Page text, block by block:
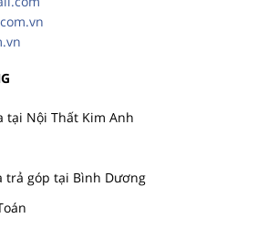
tại Nội Thất Kim Anh
trả góp tại Bình Dương